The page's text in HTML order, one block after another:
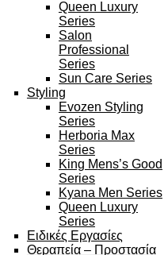
Queen Luxury
Series
Salon
Professional
Series
Sun Care Series
Styling
Evozen Styling
Series
Herboria Max
Series
King Mens’s Good
Series
Kyana Men Series
Queen Luxury
Series
Ειδικές Εργασίες
Θεραπεία – Προστασία